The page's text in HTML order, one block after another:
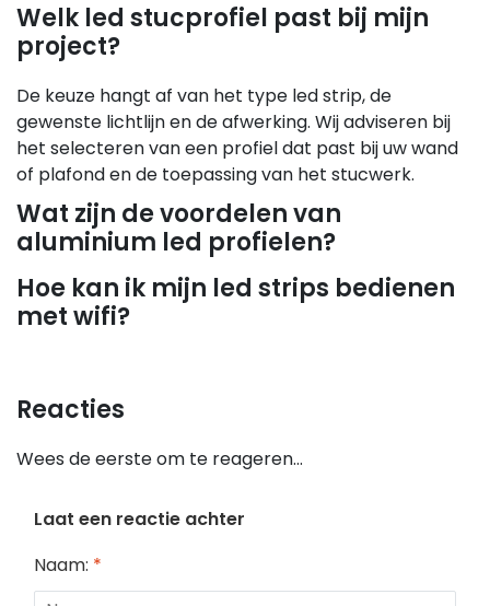
Welk led stucprofiel past bij mijn
project?
De keuze hangt af van het type led strip, de
gewenste lichtlijn en de afwerking. Wij adviseren bij
het selecteren van een profiel dat past bij uw wand
of plafond en de toepassing van het stucwerk.
Wat zijn de voordelen van
aluminium led profielen?
Hoe kan ik mijn led strips bedienen
met wifi?
Reacties
Wees de eerste om te reageren...
Laat een reactie achter
Naam: *